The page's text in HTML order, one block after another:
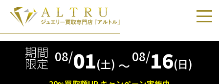
期間
限定 08/01(土) 〜
08/16(日)